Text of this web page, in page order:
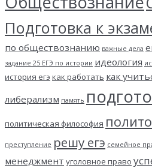
Подготовка к
по обществознанию важные дела
задание 25 ЕГЭ по истории идеология
история егэ как работать как
либерализм память
политическая философия
преступление решу егэ семейное
менеджмент уголовное право